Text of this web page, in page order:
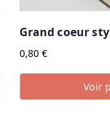
Grand coeur
0,80€
Voir